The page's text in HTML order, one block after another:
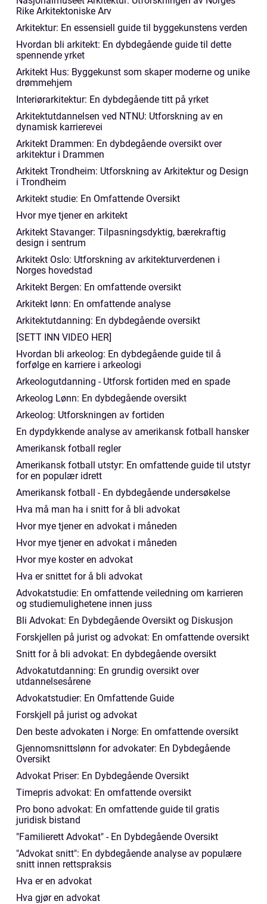
Rike Arkitektoniske Arv
Arkitektur: En essensiell guide til byggekunstens verden
Hvordan bli arkitekt: En dybdegående guide til dette
spennende yrket
Arkitekt Hus: Byggekunst som skaper moderne og unike
drømmehjem
Interiørarkitektur: En dybdegående titt på yrket
Arkitektutdannelsen ved NTNU: Utforskning av en
dynamisk karrierevei
Arkitekt Drammen: En dybdegående oversikt over
arkitektur i Drammen
Arkitekt Trondheim: Utforskning av Arkitektur og Design
i Trondheim
Arkitekt studie: En Omfattende Oversikt
Hvor mye tjener en arkitekt
Arkitekt Stavanger: Tilpasningsdyktig, bærekraftig
design i sentrum
Arkitekt Oslo: Utforskning av arkitekturverdenen i
Norges hovedstad
Arkitekt Bergen: En omfattende oversikt
Arkitekt lønn: En omfattende analyse
Arkitektutdanning: En dybdegående oversikt
[SETT INN VIDEO HER]
Hvordan bli arkeolog: En dybdegående guide til å
forfølge en karriere i arkeologi
Arkeologutdanning - Utforsk fortiden med en spade
Arkeolog Lønn: En dybdegående oversikt
Arkeolog: Utforskningen av fortiden
En dypdykkende analyse av amerikansk fotball hansker
Amerikansk fotball regler
Amerikansk fotball utstyr: En omfattende guide til utstyr
for en populær idrett
Amerikansk fotball - En dybdegående undersøkelse
Hva må man ha i snitt for å bli advokat
Hvor mye tjener en advokat i måneden
Hvor mye tjener en advokat i måneden
Hvor mye koster en advokat
Hva er snittet for å bli advokat
Advokatstudie: En omfattende veiledning om karrieren
og studiemulighetene innen juss
Bli Advokat: En Dybdegående Oversikt og Diskusjon
Forskjellen på jurist og advokat: En omfattende oversikt
Snitt for å bli advokat: En dybdegående oversikt
Advokatutdanning: En grundig oversikt over
utdannelsesårene
Advokatstudier: En Omfattende Guide
Forskjell på jurist og advokat
Den beste advokaten i Norge: En omfattende oversikt
Gjennomsnittslønn for advokater: En Dybdegående
Oversikt
Advokat Priser: En Dybdegående Oversikt
Timepris advokat: En omfattende oversikt
Pro bono advokat: En omfattende guide til gratis
juridisk bistand
"Familierett Advokat" - En Dybdegående Oversikt
"Advokat snitt": En dybdegående analyse av populære
snitt innen rettspraksis
Hva er en advokat
Hva gjør en advokat